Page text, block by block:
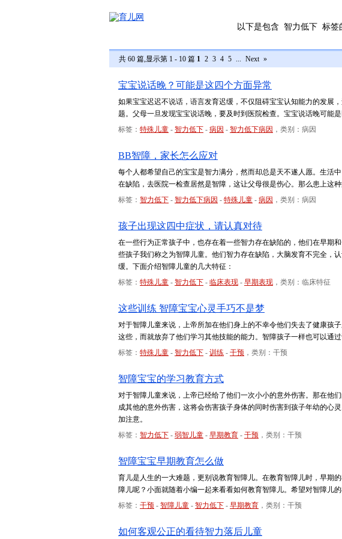
以下是包含 智力低下 标签
共 60 篇,显示第 1 - 10 篇 1 2 3 4 5 ... Next »
宝宝说话晚？可能是这四个方面异常
如果宝宝迟迟不说话，语言发育迟缓，不仅阻碍宝宝认知能力的发展
题。父母一旦发现宝宝说话晚，要及时到医院检查。宝宝说话晚可能是
标签： 特殊儿童 - 智力低下 - 病因 - 智力低下病因 ，类别：病因
BB智障，家长怎么应对
每个人都希望自己的宝宝是智力满分，然而却总是天不遂人愿。生活
在缺陷，去医院一检查居然是智障，这让父母很是伤心。那么患上这
标签： 智力低下 - 智力低下病因 - 特殊儿童 - 病因 ，类别：病因
孩子出现这四中症状，请认真对待
在一些行为正常孩子中，也存在着一些智力存在缺陷的，他们在早期
些孩子我们称之为智障儿童。他们智力存在缺陷，大脑发育不完全，
缓。下面介绍智障儿童的几大特征：
标签： 特殊儿童 - 智力低下 - 临床表现 - 早期表现 ，类别：临床特征
这些训练 智障宝宝心灵手巧不是梦
对于智障儿童来说，上帝所加在他们身上的不幸令他们失去了健康孩
这些，而就放弃了他们学习其他技能的能力。智障孩子一样也可以通
标签： 特殊儿童 - 智力低下 - 训练 - 干预 ，类别：干预
智障宝宝的学习教育方式
对于智障儿童来说，上帝已经给了他们一次小小的意外伤害。那在他
成其他的意外伤害，这将会伤害孩子身体的同时伤害到孩子年幼的心
加注意。
标签： 智力低下 - 弱智儿童 - 早期教育 - 干预 ，类别：干预
智障宝宝早期教育怎么做
育儿是人生的一大难题，更别说教育智障儿。在教育智障儿时，早期
障儿呢？小面就随着小编一起来看看如何教育智障儿。希望对智障儿的
标签： 干预 - 智障儿童 - 智力低下 - 早期教育 ，类别：干预
如何客观公正的看待智力落后儿童